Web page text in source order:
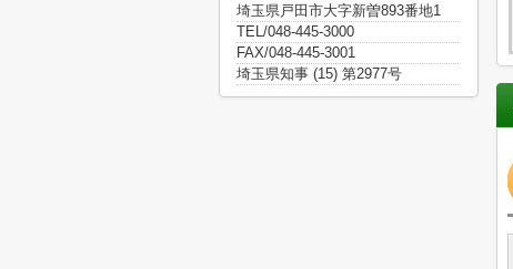
埼玉県戸田市大字新曽893番地1
TEL/048-445-3000
FAX/048-445-3001
埼玉県知事 (15) 第2977号